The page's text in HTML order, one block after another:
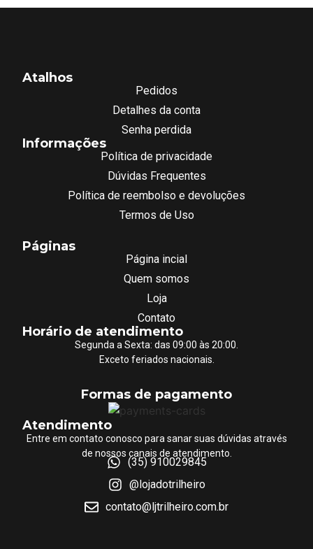
Atalhos
Pedidos
Detalhes da conta
Senha perdida
Informações
Política de privacidade
Dúvidas Frequentes
Política de reembolso e devoluções
Termos de Uso
Atendimento
Entre em contato conosco para sanar suas dúvidas através
de nossos canais de atendimento.
(35) 910029845
@lojadotrilheiro
contato@ljtrilheiro.com.br
Páginas
Página incial
Quem somos
Loja
Contato
Horário de atendimento
Segunda a Sexta: das 09:00 às 20:00.
Exceto feriados nacionais.
Formas de pagamento